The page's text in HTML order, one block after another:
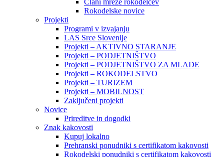
Člani mreže rokodelcev
Rokodelske novice
Projekti
Programi v izvajanju
LAS Srce Slovenije
Projekti – AKTIVNO STARANJE
Projekti – PODJETNIŠTVO
Projekti – PODJETNIŠTVO ZA MLADE
Projekti – ROKODELSTVO
Projekti – TURIZEM
Projekti – MOBILNOST
Zaključeni projekti
Novice
Prireditve in dogodki
Znak kakovosti
Kupuj lokalno
Prehranski ponudniki s certifikatom kakovosti
Rokodelski ponudniki s certifikatom kakovosti